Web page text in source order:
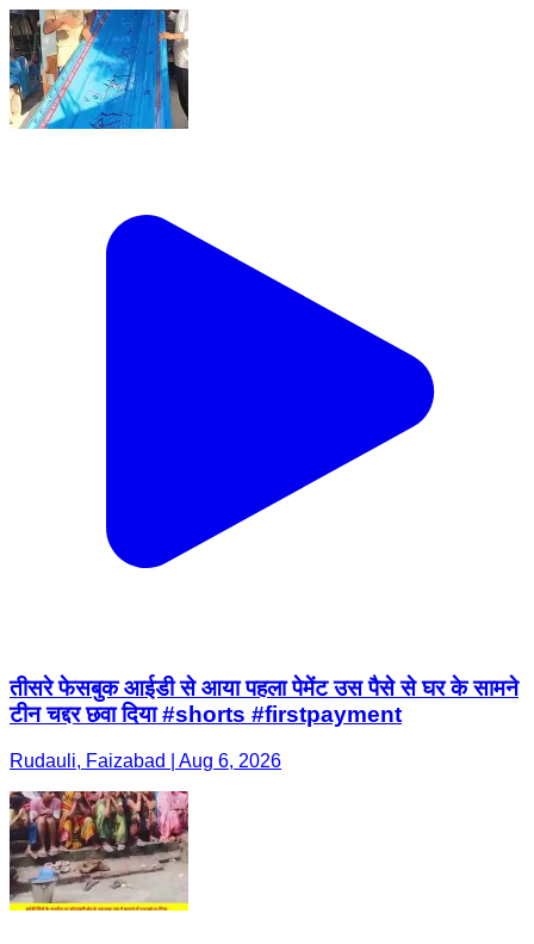
तीसरे फेसबुक आईडी से आया पहला पेमेंट उस पैसे से घर के सामने
टीन चद्दर छवा दिया #shorts #firstpayment
Rudauli, Faizabad | Aug 6, 2026